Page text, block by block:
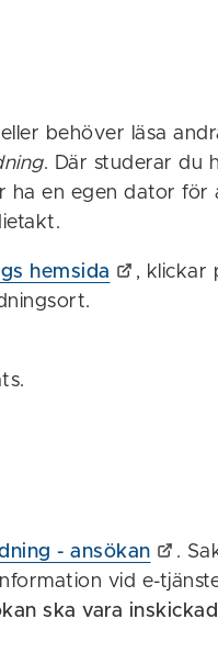
behöver läsa
. Där studerar du
ha en egen dator för
hemsida
, klickar
- ansökan
.
vid e-
ska vara